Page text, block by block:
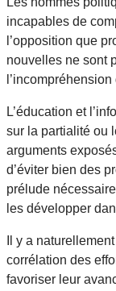
incapables de
l’opposition que
nouvelles ne sont
L’éducation et
sur la partialité ou
arguments
d’éviter bien des
prélude
les développer
Il y a
corrélation des
favoriser leur